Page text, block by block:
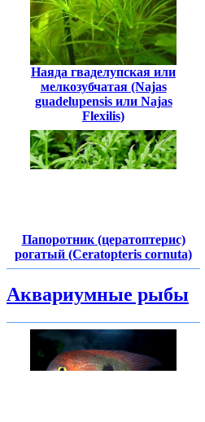
Наяда гваделупская или
мелкозубчатая (Najas
guadelupensis или Najas
Flexilis)
Папоротник (цератоптерис)
рогатый (Ceratopteris cornuta)
Аквариумные рыбы